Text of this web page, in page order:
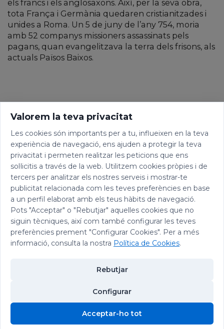
els francs i els anglosaxons. Així, per la seva obra,
tota França i Germània quedaren cristianitzades i
unides a Roma. Un 5 de juny de l’any 754, moria
amb 52 companys missioners assassinats pels
pagans, quan evangelitzava la terra dels frisons, als
actuals Països Baixos.
Política de privacitat|Política de Cookies
Xarxes Socials
Valorem la teva privacitat
Les cookies són importants per a tu, influeixen en la teva
experiència de navegació, ens ajuden a protegir la teva
privacitat i permeten realitzar les peticions que ens
sol·licitis a través de la web. Utilitzem cookies pròpies i de
tercers per analitzar els nostres serveis i mostrar-te
publicitat relacionada com les teves preferències en base
a un perfil elaborat amb els teus hàbits de navegació.
Pots "Acceptar" o "Rebutjar" aquelles cookies que no
siguin tècniques, així com també configurar les teves
preferències prement "Configurar Cookies". Per a més
informació, consulta la nostra Política de Cookies.
Rebutjar
Configurar
Acceptar-ho tot